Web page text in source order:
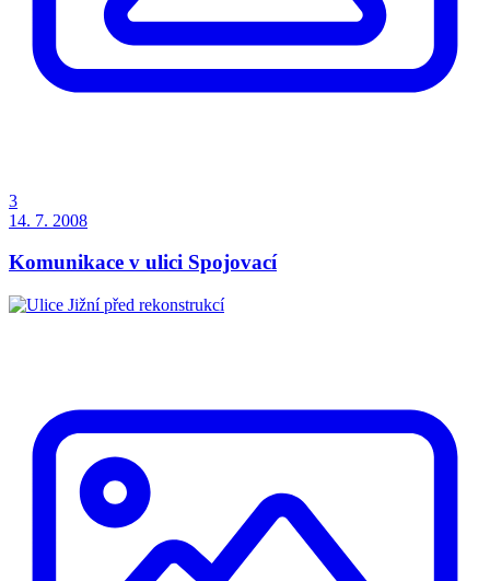
3
14. 7. 2008
Komunikace v ulici Spojovací